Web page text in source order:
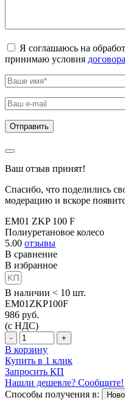
Я соглашаюсь на
принимаю условия
Ваш отзыв принят!
Спасибо, что поделились
модерацию и вскоре
EM01 ZKP 100 F
Полиуретановое колесо
5.00 отзывы
В сравнение
В избранное
В наличии < 10 шт.
EM01ZKP100F
986 руб.
(с НДС)
- +
В корзину
Купить в 1 клик
Запросить КП
Нашли дешевле? Сообщите!
Способы получения в: